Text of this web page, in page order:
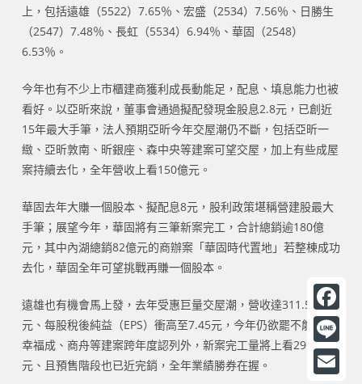
上，包括遠雄（5522）7.65％、宏盛（2534）7.56％、日勝生
（2547）7.48％、長虹（5534）6.94％、華固（2548）
6.53％。
今年也有不少上市櫃建商獲利成長動能足，配息、填息能力也被
看好。以亞昕來說，董事會通過擬配發現金股息2.8元，已創近
15年最大手筆，法人預期亞昕今年交屋潮仍不斷，包括亞昕一
緻、亞昕敦南、昕銀座、森中央等建案可望交屋，加上有些成屋
案持續去化，全年營收上看150億元。
華固去年大賺一個股本、擬配息8元，股利政策堪稱營建股最大
手筆；展望今年，華固將有三筆新案完工，合計總銷逾180億
元，其中內湖總銷82億元的商辦案「華固時代置地」若整棟成功
去化，華固全年可望挑戰再賺一個股本。
遠雄也有機會馬上發，去年受惠巨量交屋潮，營收達311.53億
元、每股稅後純益（EPS）衝高至7.45元，今年仍欲罷不能，除
幸福成、商舟等建案跨年度認列外，新案完工量將上看296億
元、且預售階段也已近完銷，全年業績勝券在握。
F
a
c
L